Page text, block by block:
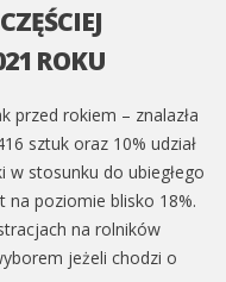
ROKU
przed rokiem – znalazła
sztuk oraz 10% udział
w stosunku do ubiegłego
na poziomie blisko 18%.
na rolników
jeżeli chodzi o